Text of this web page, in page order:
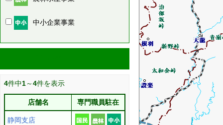
中小企業事業
4件中1～4件を表示
店舗名 専門職員駐在
静岡支店